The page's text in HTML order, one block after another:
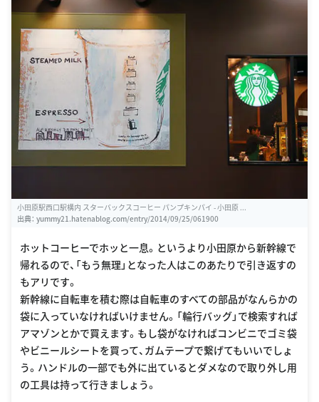
小田原駅西口駅構内 スターバックスコーヒー パンプキンパイ - 小田原 ...
出典： yummy21.hatenablog.com/entry/2014/09/25/061900
ホットコーヒーでホッと一息。というより小田原から新幹線で
帰れるので、「もう無理」となった人はこのあたりで引き返すの
もアリです。
新幹線に自転車を積む際は自転車のすべての部品がなんらかの
袋に入っていなければいけません。「輪行バッグ」で検索すれば
アマゾンとかで買えます。もし袋がなければコンビニでゴミ袋
やビニールシートを買って、ガムテープで繋げてもいいでしょ
う。ハンドルの一部でも外に出ているとダメなので取り外し用
の工具は持って行きましょう。